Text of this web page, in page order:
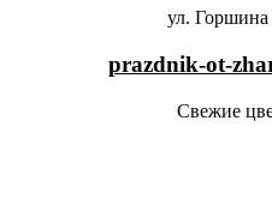
ул. Горшина
prazdnik-ot-
Свежие